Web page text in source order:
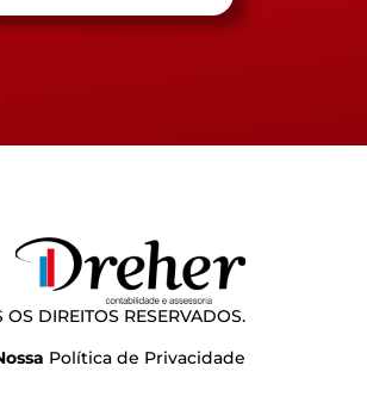
DIREITOS RESERVADOS.
Política de Privacidade